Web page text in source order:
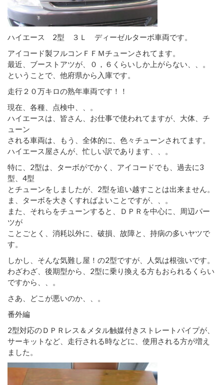
ハイエース 2型 ３Ｌ ディーゼルターボ車両です。
アイコード製フルコンＦＦＭチューンされてます。
最近、ブーストアツが、０，６くらいしか上がらない、、。
ということで、他府県から入庫です。
走行２０万キロの熟年車両です！！
現在、各種、点検中、、。
ハイエースは、皆さん、お仕事で使われてますが、大体、チ
ューン
される車両は、もう、全体的に、色々チューンされてます。
ハイエース屋さんが、忙しい訳であります、、。
特に、2型は、ターボがでかく、アイコードでも、過去に3
型、4型
とチューンをしましたが、2型を追い越すことは出来ません。
ま、ターボを大きくすればよいことですが、、。
また、それらをチューンすると、ＤＰＲを中心に、周辺パー
ツが
ことごとく、消耗以外に、破損、故障と、持病の多いヤツで
す。
しかし、そんな気難し屋！の2型ですが、人気は根強いです。
わざわざ、後期型から、2型に乗り換える方もおられるくらい
ですから、、。
さあ、どこが悪いのか、、。
番外編
2型対応のＤＰＲレス＆メタル触媒付きストレートパイプが、
サーキットなど、走行される時などに、使用される方が増え
ました。